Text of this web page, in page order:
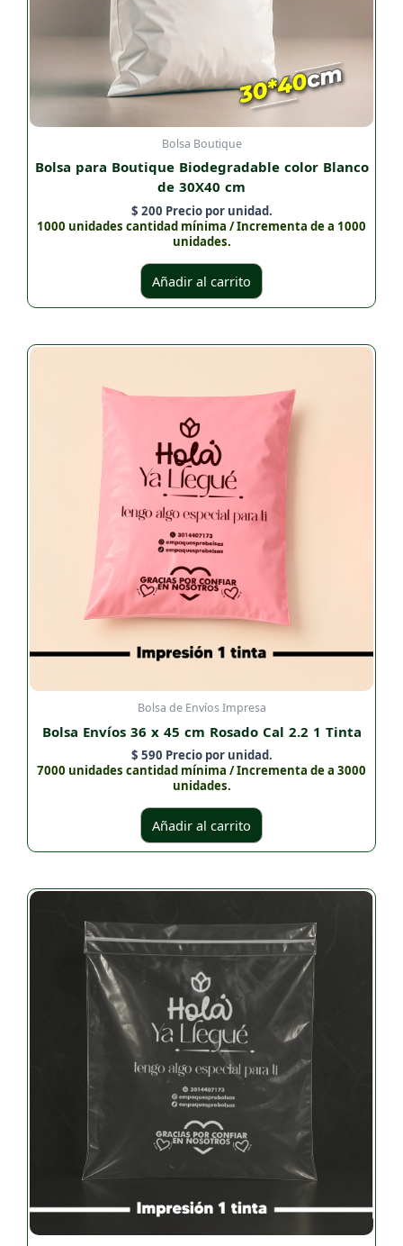
Bolsa Boutique
Bolsa para Boutique Biodegradable color Blanco
de 30X40 cm
$ 200 Precio por unidad.
1000 unidades cantidad mínima / Incrementa de a 1000
unidades.
Añadir al carrito
Bolsa de Envíos Impresa
Bolsa Envíos 36 x 45 cm Rosado Cal 2.2 1 Tinta
$ 590 Precio por unidad.
7000 unidades cantidad mínima / Incrementa de a 3000
unidades.
Añadir al carrito